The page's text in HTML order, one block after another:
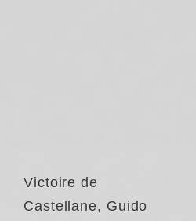
Victoire de
Castellane, Guido